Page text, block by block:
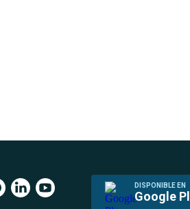
DISPONIBLE EN
Google